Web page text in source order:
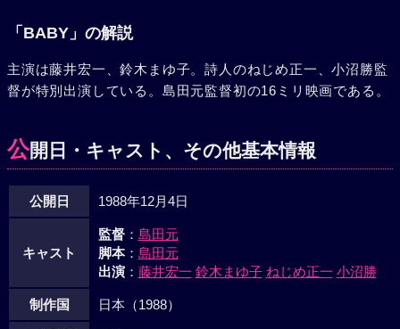
「BABY」の解説
主演は藤井宏一、鈴木まゆ子。詩人のねじめ正一、小沼勝監
督が特別出演している。島田元監督初の16ミリ映画である。
公開日・キャスト、その他基本情報
公開日 1988年12月4日
キャスト
監督： 島田元
脚本： 島田元
出演： 藤井宏一 鈴木まゆ子 ねじめ正一 小沼勝
制作国 日本（1988）